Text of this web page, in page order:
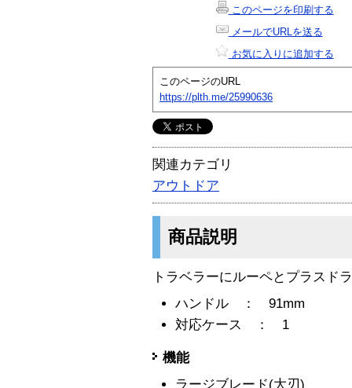
このページを印刷する
メールでURLを送る
お気に入りに追加する
このページのURL
https://plth.me/25990636
関連カテゴリ
アウトドア
商品説明
トラベラーにルーペとプラスド
ハンドル ： 91mm
対応ケース ： 1
機能
ラージブレード(大刃)